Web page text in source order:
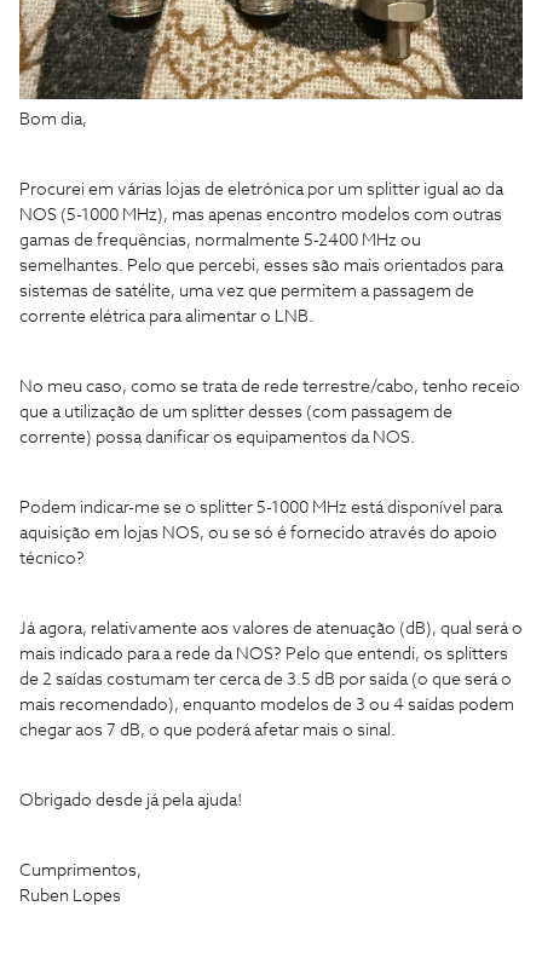
Bom dia,
Procurei em várias lojas de eletrónica por um splitter igual ao da
NOS (5-1000 MHz), mas apenas encontro modelos com outras
gamas de frequências, normalmente 5-2400 MHz ou
semelhantes. Pelo que percebi, esses são mais orientados para
sistemas de satélite, uma vez que permitem a passagem de
corrente elétrica para alimentar o LNB.
No meu caso, como se trata de rede terrestre/cabo, tenho receio
que a utilização de um splitter desses (com passagem de
corrente) possa danificar os equipamentos da NOS.
Podem indicar-me se o splitter 5-1000 MHz está disponível para
aquisição em lojas NOS, ou se só é fornecido através do apoio
técnico?
Já agora, relativamente aos valores de atenuação (dB), qual será o
mais indicado para a rede da NOS? Pelo que entendi, os splitters
de 2 saídas costumam ter cerca de 3.5 dB por saída (o que será o
mais recomendado), enquanto modelos de 3 ou 4 saídas podem
chegar aos 7 dB, o que poderá afetar mais o sinal.
Obrigado desde já pela ajuda!
Cumprimentos,
Ruben Lopes